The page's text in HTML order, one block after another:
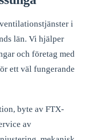
i
län. Vi hjälper
och företag med
ett väl fungerande
byte av FTX-
av